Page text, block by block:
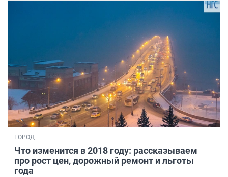
ГОРОД
Что изменится в 2018 году: рассказываем
про рост цен, дорожный ремонт и льготы
года